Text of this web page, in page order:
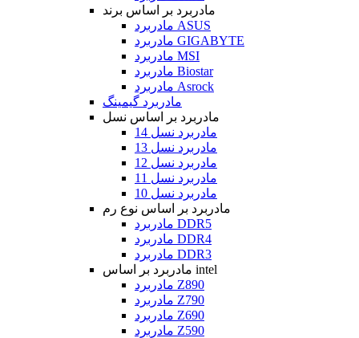
مادربرد بر اساس برند
مادربرد ASUS
مادربرد GIGABYTE
مادربرد MSI
مادربرد Biostar
مادربرد Asrock
مادربرد گیمینگ
مادربرد بر اساس نسل
مادربرد نسل 14
مادربرد نسل 13
مادربرد نسل 12
مادربرد نسل 11
مادربرد نسل 10
مادربرد بر اساس نوع رم
مادربرد DDR5
مادربرد DDR4
مادربرد DDR3
مادربرد بر اساس intel
مادربرد Z890
مادربرد Z790
مادربرد Z690
مادربرد Z590